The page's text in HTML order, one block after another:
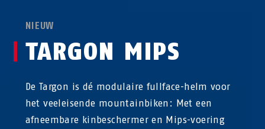
NIEUW
TARGON MIPS
De Targon is dé modulaire fullface-helm voor
het veeleisende mountainbiken: Met een
afneembare kinbeschermer en Mips-voering